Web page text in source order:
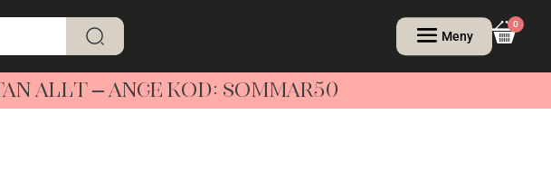
0
ALLT – ANGE KOD: SOMMAR50